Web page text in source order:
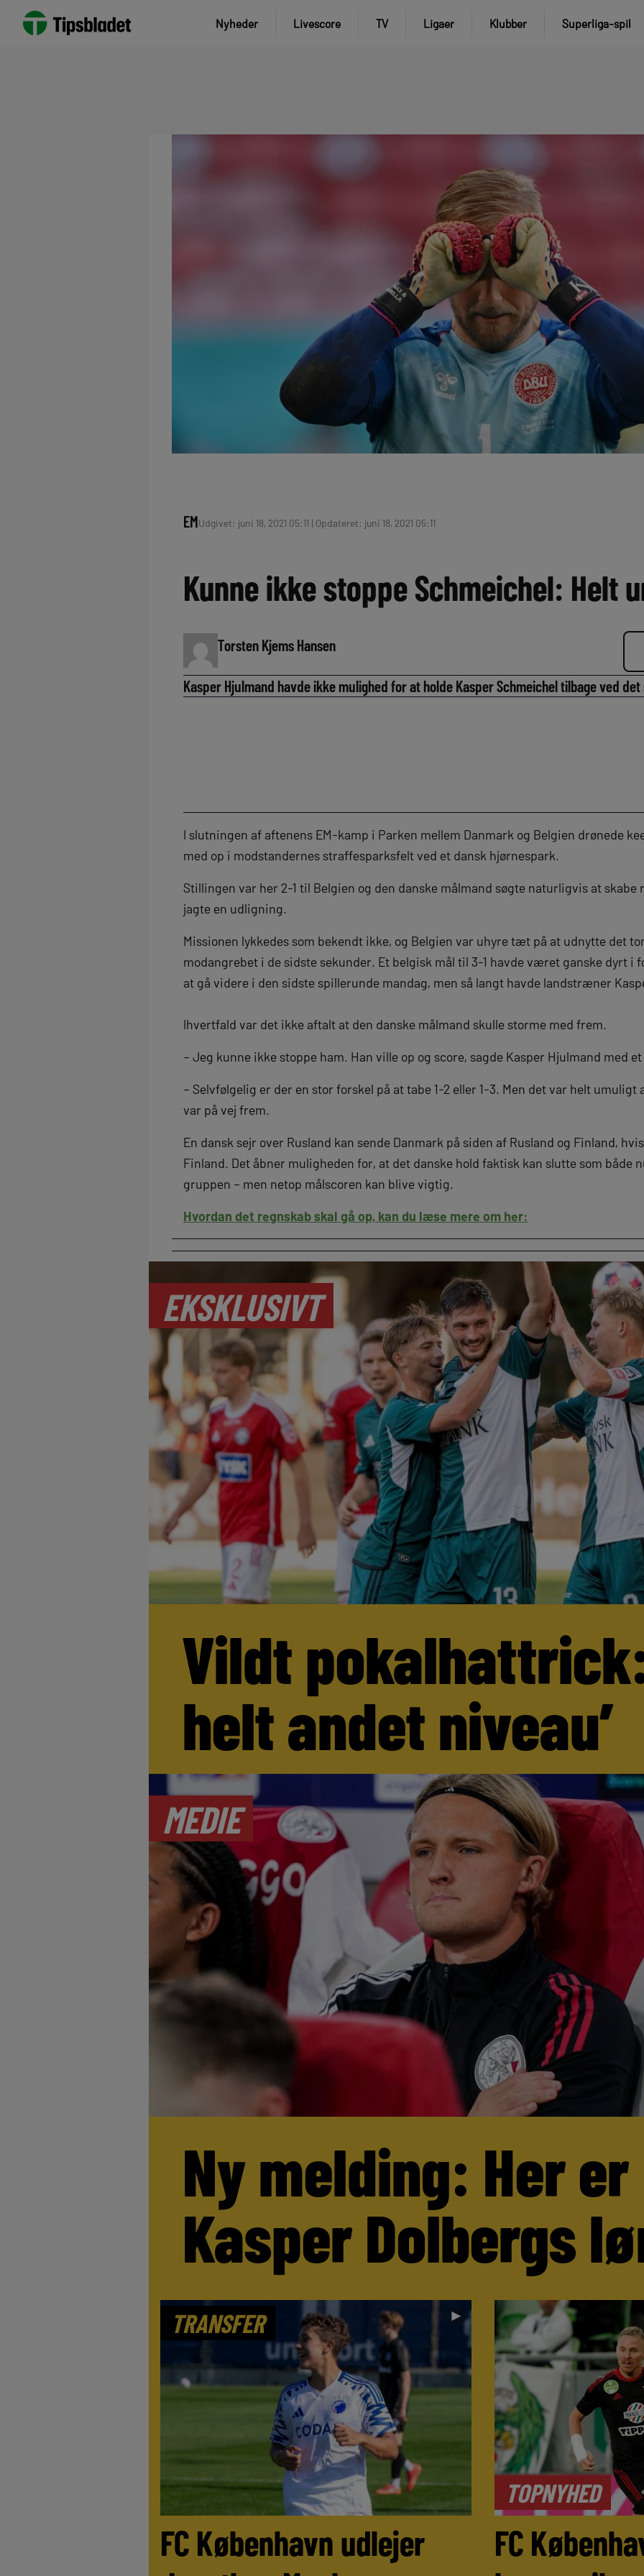
Nyheder Livescore TV Ligaer Klubber Superliga-spil
EMUdgivet: juni 18, 2021 05:11 | Opdateret: juni 18, 2021 05:11
Kunne ikke stoppe Schmeichel: Helt
Torsten Kjems Hansen
Kasper Hjulmand havde ikke mulighed for at holde Kasper Schmeichel tilbage ved
I slutningen af aftenens EM-kamp i Parken mellem Danmark og Belgien drønede
med op i modstandernes straffesparksfelt ved et dansk hjørnespark.
Stillingen var her 2-1 til Belgien og den danske målmand søgte naturligvis at skabe
jagte en udligning.
Missionen lykkedes som bekendt ikke, og Belgien var uhyre tæt på at udnytte det
modangrebet i de sidste sekunder. Et belgisk mål til 3-1 havde været ganske dyrt i
at gå videre i den sidste spillerunde mandag, men så langt havde landstræner
Ihvertfald var det ikke aftalt at den danske målmand skulle storme med frem.
– Jeg kunne ikke stoppe ham. Han ville op og score, sagde Kasper Hjulmand med
– Selvfølgelig er der en stor forskel på at tabe 1-2 eller 1-3. Men det var helt umuligt
var på vej frem.
En dansk sejr over Rusland kan sende Danmark på siden af Rusland og Finland,
Finland. Det åbner muligheden for, at det danske hold faktisk kan slutte som både
gruppen – men netop målscoren kan blive vigtig.
Hvordan det regnskab skal gå op, kan du læse mere om her:
EKSKLUSIVT
Vildt
helt andet niveau’
MEDIE
Ny melding: Her er
Kasper Dolbergs
TRANSFER ►
FC København udlejer
TOPNYHED
FC